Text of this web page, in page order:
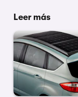
Leer más